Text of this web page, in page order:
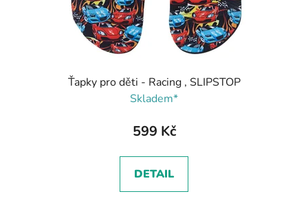
Ťapky pro děti - Racing , SLIPSTOP
Skladem*
599 Kč
DETAIL